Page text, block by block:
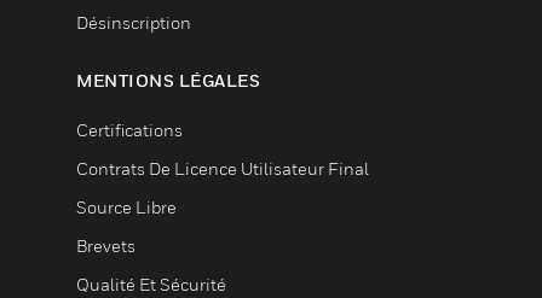
Désinscription
MENTIONS LÉGALES
Certifications
Contrats De Licence Utilisateur Final
Source Libre
Brevets
Qualité Et Sécurité